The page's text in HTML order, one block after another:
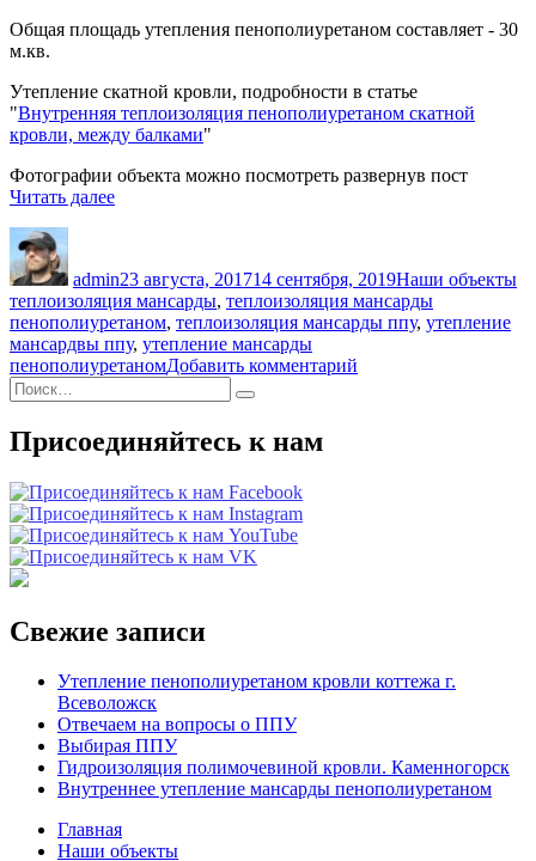
Общая площадь утепления пенополиуретаном составляет - 30
м.кв.
Утепление скатной кровли, подробности в статье
"Внутренняя теплоизоляция пенополиуретаном скатной
кровли, между балками"
Фотографии объекта можно посмотреть развернув пост
Читать далее«Внутреннее
admin23 августа, 201714 сентября, 2019Наши объекты
теплоизоляция мансарды, теплоизоляция мансарды
пенополиуретаном, теплоизоляция мансарды ппу, утепление
мансардвы ппу, утепление мансарды
пенополиуретаномДобавить комментарий
Искать:
Поиск
Присоединяйтесь к нам
Свежие записи
Утепление пенополиуретаном кровли коттежа г.
Всеволожск
Отвечаем на вопросы о ППУ
Выбирая ППУ
Гидроизоляция полимочевиной кровли. Каменногорск
Внутреннее утепление мансарды пенополиуретаном
Главная
Наши объекты